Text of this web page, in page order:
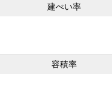
建ぺい率
容積率